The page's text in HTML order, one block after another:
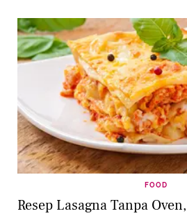
FOOD
Resep Lasagna Tanpa